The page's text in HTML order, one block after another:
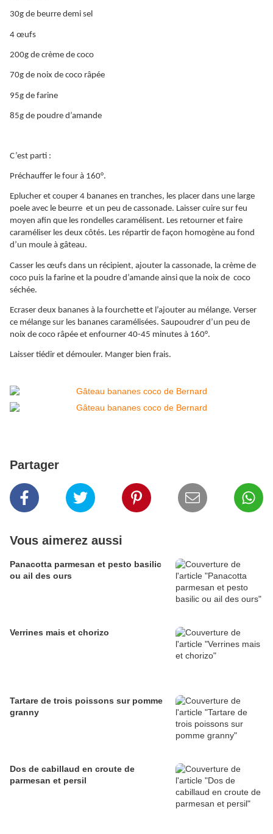
30g de beurre demi sel
4 œufs
200g de crème de coco
70g de noix de coco râpée
95g de farine
85g de poudre d’amande
C’est parti :
Préchauffer le four à 160°.
Eplucher et couper 4 bananes en tranches, les placer dans une large
poele avec le beurre et un peu de cassonade. Laisser cuire sur feu
moyen afin que les rondelles caramélisent. Les retourner et faire
caraméliser les deux côtés. Les répartir de façon homogène au fond
d’un moule à gâteau.
Casser les œufs dans un récipient, ajouter la cassonade, la crème de
coco puis la farine et la poudre d’amande ainsi que la noix de coco
séchée.
Ecraser deux bananes à la fourchette et l’ajouter au mélange. Verser
ce mélange sur les bananes caramélisées. Saupoudrer d’un peu de
noix de coco râpée et enfourner 40-45 minutes à 160°.
Laisser tiédir et démouler. Manger bien frais.
Partager
Vous aimerez aussi
Panacotta parmesan et pesto basilic
ou ail des ours
Verrines mais et chorizo
Tartare de trois poissons sur pomme
granny
Dos de cabillaud en croute de
parmesan et persil